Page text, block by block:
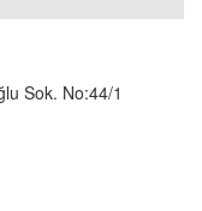
Sok. No:44/1